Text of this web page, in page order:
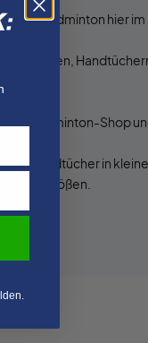
für Badminton hier
bei Badminton-Shop
Handtücher in
und Größen.